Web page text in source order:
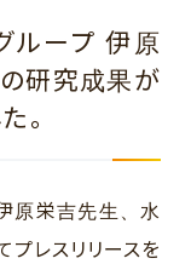
ループ 伊原
研究成果が
。
原栄吉先生、水
レスリリースを